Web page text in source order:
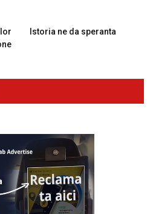
Istoria ne da speranta